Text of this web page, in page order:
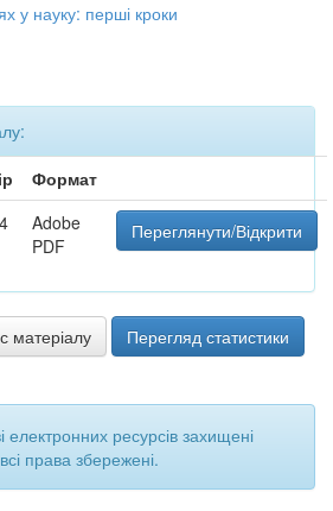
у науку: перші кроки
Формат
Adobe
PDF
Переглянути/Відкрити
матеріалу Перегляд статистики
електронних ресурсів захищені
права збережені.